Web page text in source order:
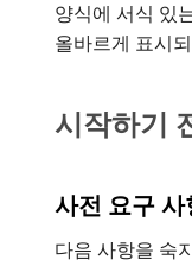
양식에 서식 있
올바르게 표시
시작하기
사전 요구 사
다음 사항을 숙